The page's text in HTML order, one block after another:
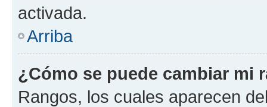
activada.
Arriba
¿Cómo se puede cambiar mi
Rangos, los cuales aparecen